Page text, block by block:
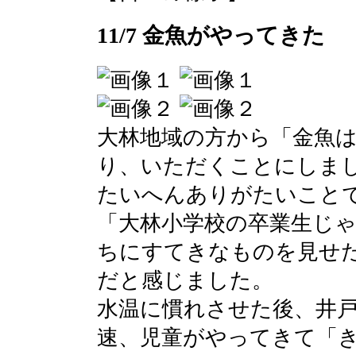
11/7 金魚がやってきた
大林地域の方から「金魚
り、いただくことにしま
たいへんありがたいこと
「大林小学校の卒業生じ
ちにすてきなものを見せ
だと感じました。
水温に慣れさせた後、井
速、児童がやってきて「